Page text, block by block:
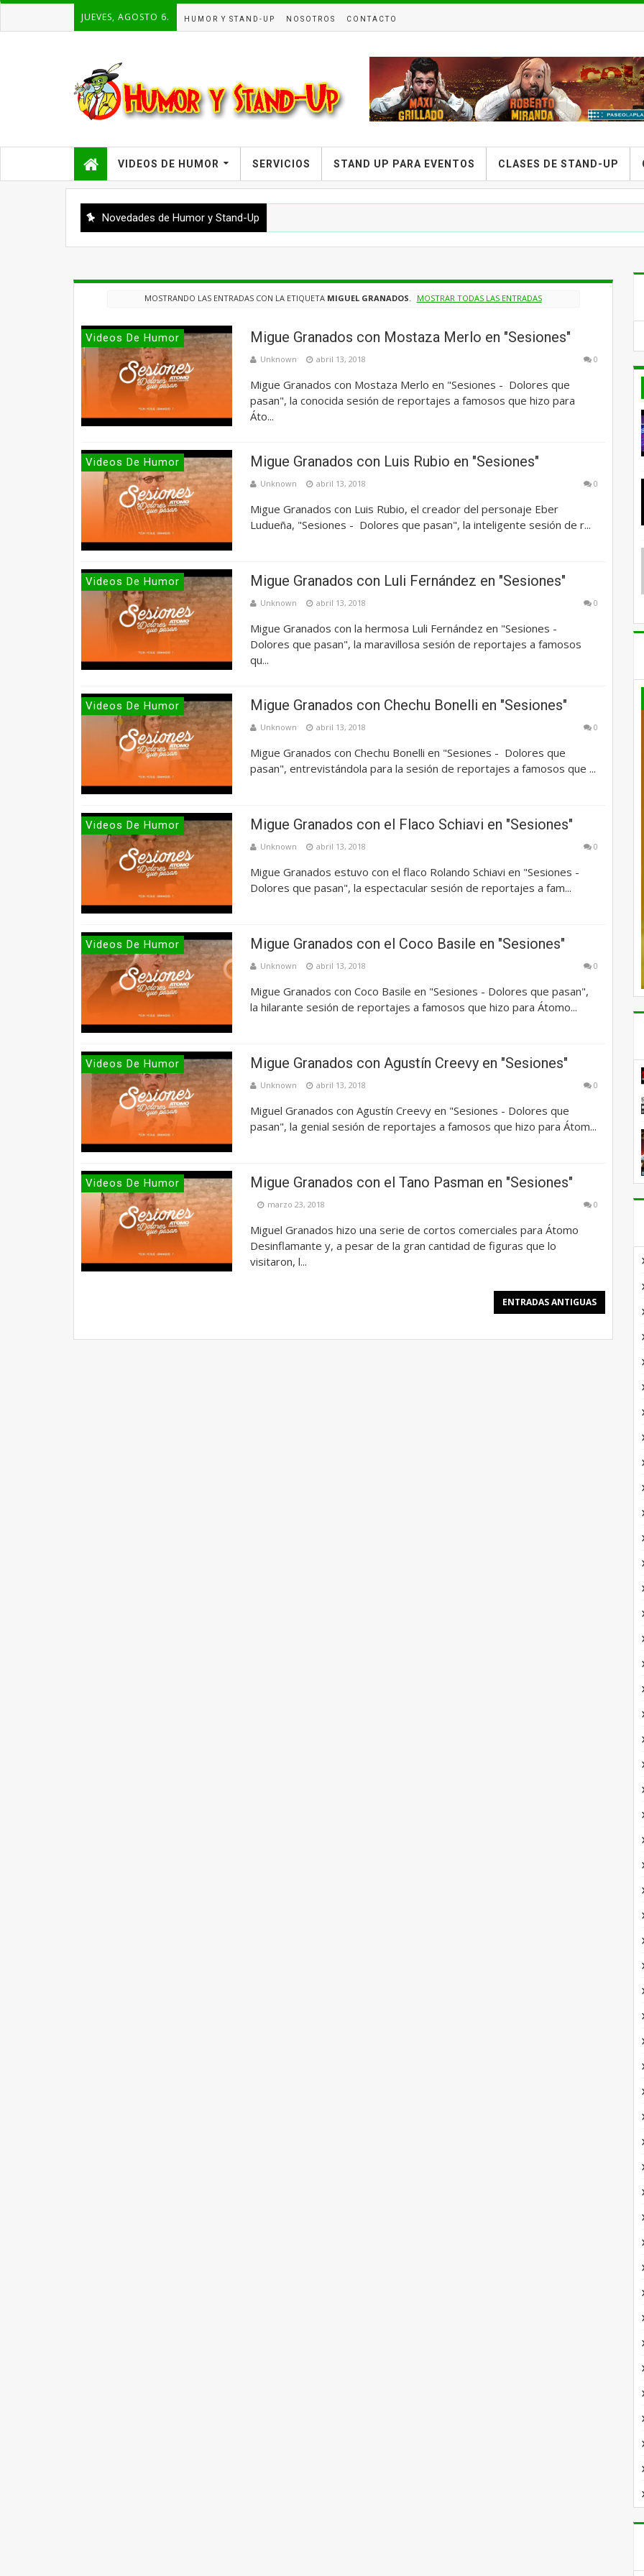
JUEVES, AGOSTO 6. HUMOR Y STAND-UP NOSOTROS CONTACTO
VIDEOS DE HUMOR SERVICIOS STAND UP PARA EVENTOS CLASES DE STAND-UP
Novedades de Humor y Stand-Up
MOSTRANDO LAS ENTRADAS CON LA ETIQUETA MIGUEL GRANADOS. MOSTRAR TODAS LAS ENTRADAS
Videos De Humor Migue Granados con Mostaza Merlo en "Sesiones"
Unknown abril 13, 2018 0
Migue Granados con Mostaza Merlo en "Sesiones - Dolores que
pasan", la conocida sesión de reportajes a famosos que hizo para
Áto...
Videos De Humor Migue Granados con Luis Rubio en "Sesiones"
Unknown abril 13, 2018 0
Migue Granados con Luis Rubio, el creador del personaje Eber
Ludueña, "Sesiones - Dolores que pasan", la inteligente sesión de r...
Videos De Humor Migue Granados con Luli Fernández en "Sesiones"
Unknown abril 13, 2018 0
Migue Granados con la hermosa Luli Fernández en "Sesiones -
Dolores que pasan", la maravillosa sesión de reportajes a famosos
qu...
Videos De Humor Migue Granados con Chechu Bonelli en "Sesiones"
Unknown abril 13, 2018 0
Migue Granados con Chechu Bonelli en "Sesiones - Dolores que
pasan", entrevistándola para la sesión de reportajes a famosos que ...
Videos De Humor Migue Granados con el Flaco Schiavi en "Sesiones"
Unknown abril 13, 2018 0
Migue Granados estuvo con el flaco Rolando Schiavi en "Sesiones -
Dolores que pasan", la espectacular sesión de reportajes a fam...
Videos De Humor Migue Granados con el Coco Basile en "Sesiones"
Unknown abril 13, 2018 0
Migue Granados con Coco Basile en "Sesiones - Dolores que pasan",
la hilarante sesión de reportajes a famosos que hizo para Átomo...
Videos De Humor Migue Granados con Agustín Creevy en "Sesiones"
Unknown abril 13, 2018 0
Miguel Granados con Agustín Creevy en "Sesiones - Dolores que
pasan", la genial sesión de reportajes a famosos que hizo para Átom...
Videos De Humor Migue Granados con el Tano Pasman en "Sesiones"
marzo 23, 2018 0
Miguel Granados hizo una serie de cortos comerciales para Átomo
Desinflamante y, a pesar de la gran cantidad de figuras que lo
visitaron, l...
ENTRADAS ANTIGUAS